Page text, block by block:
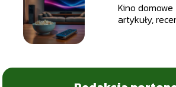
Kino
artykuły,